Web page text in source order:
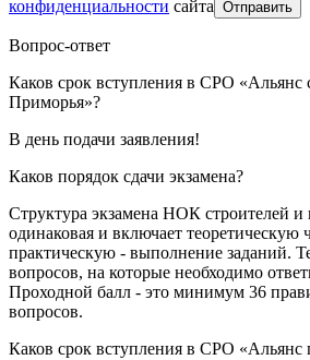
конфиденциальности сайта Отправить
Вопрос-ответ
Каков срок вступления в СРО «Альянс
Приморья»?
В день подачи заявления!
Каков порядок сдачи экзамена?
Структура экзамена НОК строителей и
одинаковая и включает теоретическую
практическую - выполнение заданий.
вопросов, на которые необходимо
Проходной балл - это минимум 36
вопросов.
Каков срок вступления в СРО «Альянс